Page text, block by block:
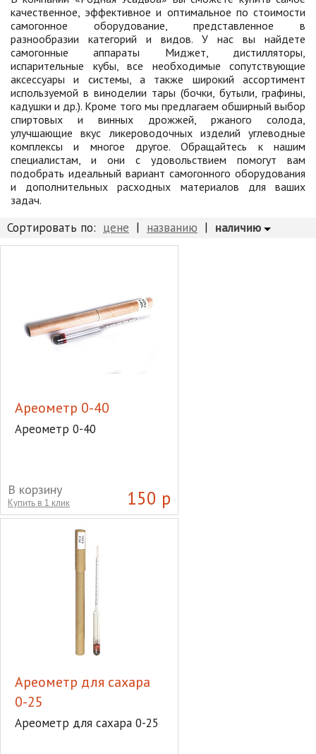
Товары для отдыха
Водоснабжение и полив
Пруды и бассейны
Спецодежда
Все для автолюбителей
Снегоуборочный инвентарь и реагенты
Стройматериалы
Подарочные сертификаты
качественное, эффективное и оптимальное по стоимости
самогонное оборудование, представленное в
разнообразии категорий и видов. У нас вы найдете
самогонные аппараты Миджет, дистилляторы,
испарительные кубы, все необходимые сопутствующие
аксессуары и системы, а также широкий ассортимент
используемой в виноделии тары (бочки, бутыли, графины,
кадушки и др.). Кроме того мы предлагаем обширный выбор
спиртовых и винных дрожжей, ржаного солода,
улучшающие вкус ликероводочных изделий углеводные
комплексы и многое другое. Обращайтесь к нашим
специалистам, и они с удовольствием помогут вам
подобрать идеальный вариант самогонного оборудования
и дополнительных расходных материалов для ваших
задач.
Сортировать по: цене | названию | наличию
Ареометр 0-40
Ареометр 0-40
150 р
В корзину
Купить в 1 клик
Ареометр для сахара
0-25
Ареометр для сахара 0-25